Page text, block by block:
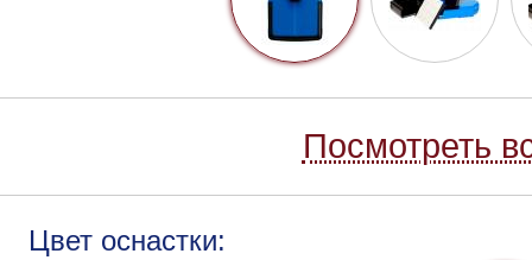
Посмотреть
Цвет оснастки: